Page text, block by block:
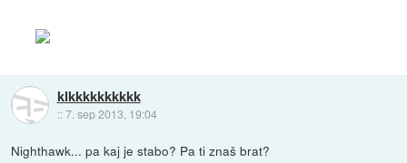
klkkkkkkkkkk
::7. sep 2013, 19:04
Nighthawk... pa kaj je stabo? Pa ti znaš brat?